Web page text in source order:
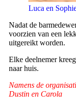
Luca en
Nadat de
voorzien van een
uitgereikt worden.
Elke deelnemer
naar huis.
Namens de
Dustin en Carola